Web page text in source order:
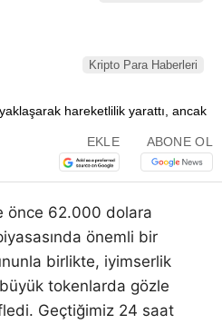
Kripto Para Haberleri
EKLE ABONE OL
önce 62.000 dolara
önemli bir
birlikte, iyimserlik
tokenlarda gözle
Geçtiğimiz 24 saat